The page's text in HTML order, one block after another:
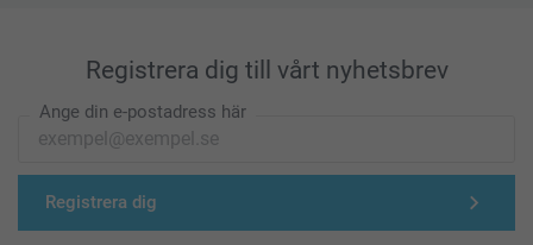
Registrera dig till vårt nyhetsbrev
Ange din e-postadress här
Registrera dig